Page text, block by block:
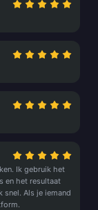
Ik gebruik het
en het resultaat
snel. Als je iemand